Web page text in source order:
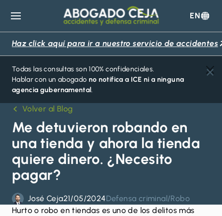
Abogado
Ceja
EN
Haz click aquí para ir a nuestro servicio de accidentes
Todas las consultas son 100% confidenciales.
Hablar con un abogado no notifica a ICE ni a ninguna
agencia gubernamental.
Volver al Blog
Me detuvieron robando en
una tienda y ahora la tienda
quiere dinero. ¿Necesito
pagar?
José Ceja21/05/2024Defensa criminal /Robo
Hurto o robo en tiendas es uno de los delitos más